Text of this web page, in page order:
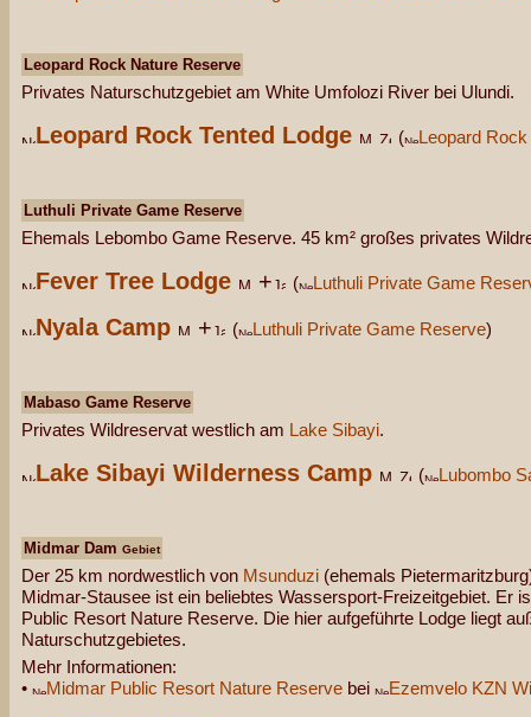
Leopard Rock Nature Reserve
Privates Naturschutzgebiet am White Umfolozi River bei Ulundi.
Leopard Rock Tented Lodge ( Leopard
Luthuli Private Game Reserve
Ehemals Lebombo Game Reserve. 45 km² großes privates
Fever Tree Lodge + ( Luthuli Private Game
Nyala Camp + ( Luthuli Private Game Reserve)
Mabaso Game Reserve
Privates Wildreservat westlich am Lake Sibayi.
Lake Sibayi Wilderness Camp ( Lubombo
Midmar Dam Gebiet
Der 25 km nordwestlich von Msunduzi (ehemals
Midmar-Stausee ist ein beliebtes Wassersport-Freizeitgebiet. Er
Public Resort Nature Reserve. Die hier aufgeführte Lodge liegt
Naturschutzgebietes.
Mehr Informationen:
•
Midmar Public Resort Nature Reserve bei Ezemvelo KZN